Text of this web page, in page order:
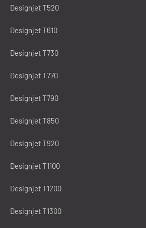
Designjet T520
Designjet T610
Designjet T730
Designjet T770
Designjet T790
Designjet T850
Designjet T920
Designjet T1100
Designjet T1200
Designjet T1300